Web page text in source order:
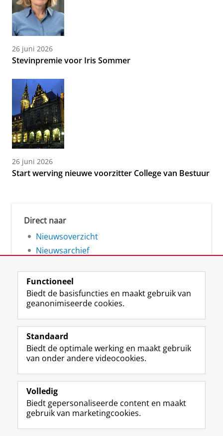
26 juni 2026
Stevinpremie voor Iris Sommer
26 juni 2026
Start werving nieuwe voorzitter College van Bestuur
Direct naar
Nieuwsoverzicht
Nieuwsarchief
Volg de RUG
F
a
e
b
o
p
a
i
L
i
k
e
I
-
p
g
R
S
-
f
e
R
k
I
n
t
r
m
c
Y
o
T
e
k
a
Studiekiezers
Alumni
Over ons
Functioneel
Biedt de basisfuncties en maakt gebruik van
geanonimiseerde cookies.
Standaard
Biedt de optimale werking en maakt gebruik
van onder andere videocookies.
Volledig
Biedt gepersonaliseerde content en maakt
gebruik van marketingcookies.